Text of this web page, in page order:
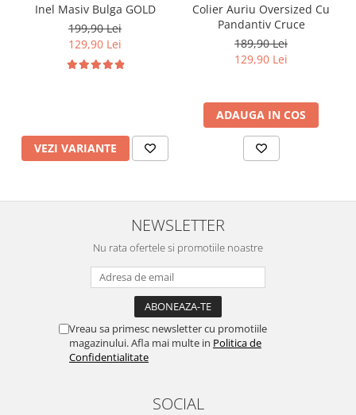
Inel Masiv Bulga GOLD
199,90 Lei
129,90 Lei
VEZI VARIANTE
Colier Auriu Oversized Cu
Pandantiv Cruce
189,90 Lei
129,90 Lei
ADAUGA IN COS
NEWSLETTER
Nu rata ofertele si promotiile noastre
Vreau sa primesc newsletter cu promotiile
magazinului. Afla mai multe in Politica de
Confidentialitate
SOCIAL